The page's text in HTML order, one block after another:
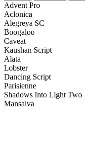
Advent Pro
Aclonica
Alegreya SC
Boogaloo
Caveat
Kaushan Script
Alata
Lobster
Dancing Script
Parisienne
Shadows Into Light Two
Mansalva